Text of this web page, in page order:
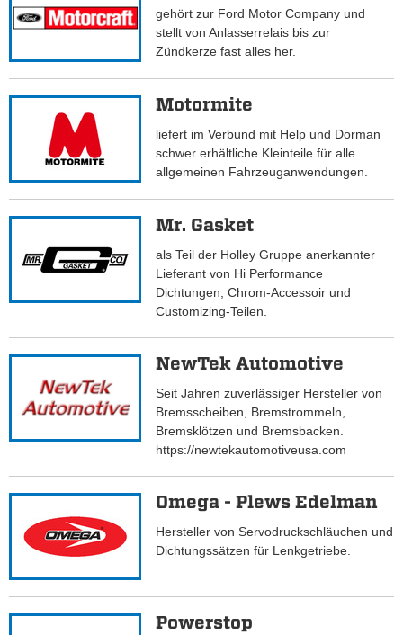
gehört zur Ford Motor Company und
stellt von Anlasserrelais bis zur
Zündkerze fast alles her.
Motormite
liefert im Verbund mit Help und Dorman
schwer erhältliche Kleinteile für alle
allgemeinen Fahrzeuganwendungen.
Mr. Gasket
als Teil der Holley Gruppe anerkannter
Lieferant von Hi Performance
Dichtungen, Chrom-Accessoir und
Customizing-Teilen.
NewTek Automotive
Seit Jahren zuverlässiger Hersteller von
Bremsscheiben, Bremstrommeln,
Bremsklötzen und Bremsbacken.
https://newtekautomotiveusa.com
Omega - Plews Edelman
Hersteller von Servodruckschläuchen und
Dichtungssätzen für Lenkgetriebe.
Powerstop